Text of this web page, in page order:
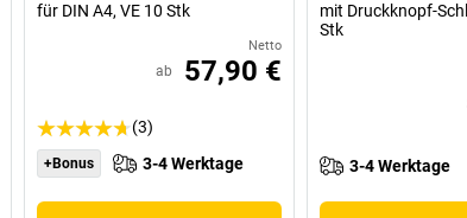
für DIN A4, VE 10 Stk
Netto
ab 57,90 €
(3)
+Bonus 3-4 Werktage
mit Druckknopf-
Stk
3-4 Werktage